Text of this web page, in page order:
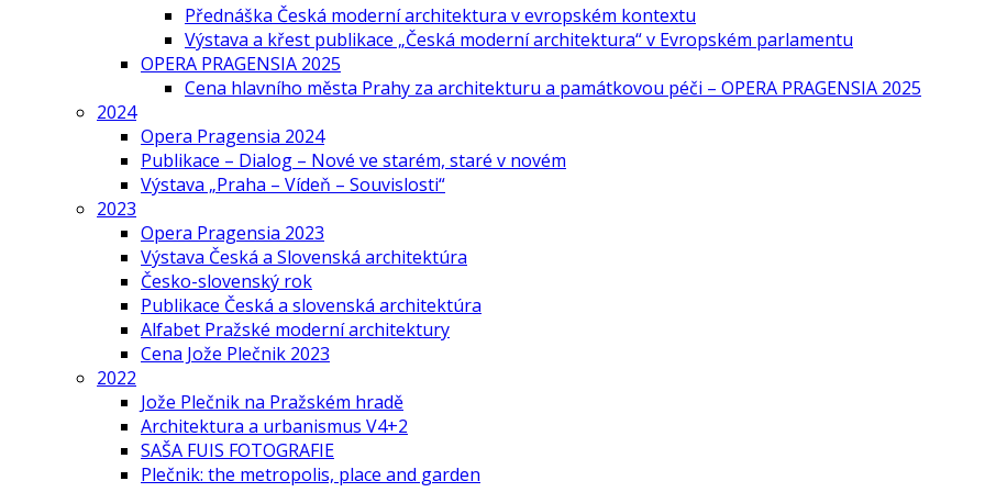
Přednáška Česká moderní architektura v evropském kontextu
Výstava a křest publikace „Česká moderní architektura“ v Evropském parlamentu
OPERA PRAGENSIA 2025
Cena hlavního města Prahy za architekturu a památkovou péči – OPERA PRAGENSIA 2025
2024
Opera Pragensia 2024
Publikace – Dialog – Nové ve starém, staré v novém
Výstava „Praha – Vídeň – Souvislosti“
2023
Opera Pragensia 2023
Výstava Česká a Slovenská architektúra
Česko-slovenský rok
Publikace Česká a slovenská architektúra
Alfabet Pražské moderní architektury
Cena Jože Plečnik 2023
2022
Jože Plečnik na Pražském hradě
Architektura a urbanismus V4+2
SAŠA FUIS FOTOGRAFIE
Plečnik: the metropolis, place and garden